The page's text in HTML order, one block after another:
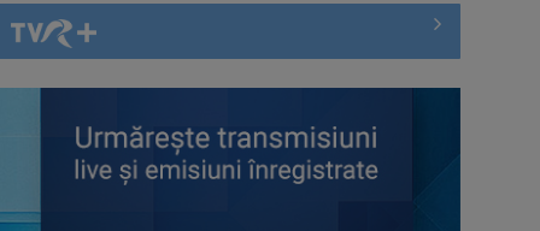
Generația baby-boom a pus
Ilegal în România de trei ani. Tânăr
migrant din Bangladesh: Este